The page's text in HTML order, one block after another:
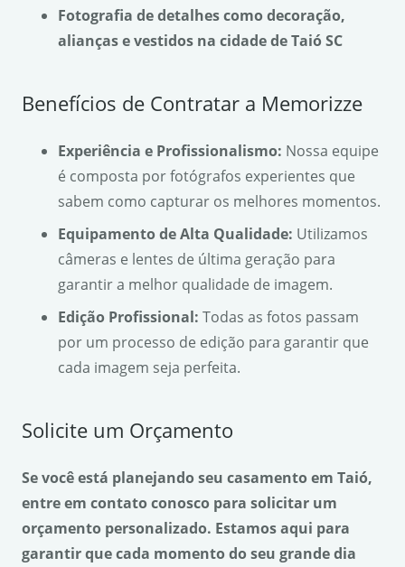
Fotografia de detalhes como decoração,
alianças e vestidos na cidade de Taió SC
Benefícios de Contratar a Memorizze
Experiência e Profissionalismo: Nossa equipe
é composta por fotógrafos experientes que
sabem como capturar os melhores momentos.
Equipamento de Alta Qualidade: Utilizamos
câmeras e lentes de última geração para
garantir a melhor qualidade de imagem.
Edição Profissional: Todas as fotos passam
por um processo de edição para garantir que
cada imagem seja perfeita.
Solicite um Orçamento
Se você está planejando seu casamento em Taió,
entre em contato conosco para solicitar um
orçamento personalizado. Estamos aqui para
garantir que cada momento do seu grande dia